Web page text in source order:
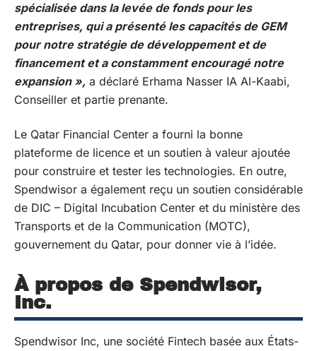
spécialisée dans la levée de fonds pour les
entreprises, qui a présenté les capacités de GEM
pour notre stratégie de développement et de
financement et a constamment encouragé notre
expansion », a déclaré Erhama Nasser IA Al-Kaabi,
Conseiller et partie prenante.
Le Qatar Financial Center a fourni la bonne
plateforme de licence et un soutien à valeur ajoutée
pour construire et tester les technologies. En outre,
Spendwisor a également reçu un soutien considérable
de DIC – Digital Incubation Center et du ministère des
Transports et de la Communication (MOTC),
gouvernement du Qatar, pour donner vie à l’idée.
À propos de Spendwisor,
Inc.
Spendwisor Inc, une société Fintech basée aux États-